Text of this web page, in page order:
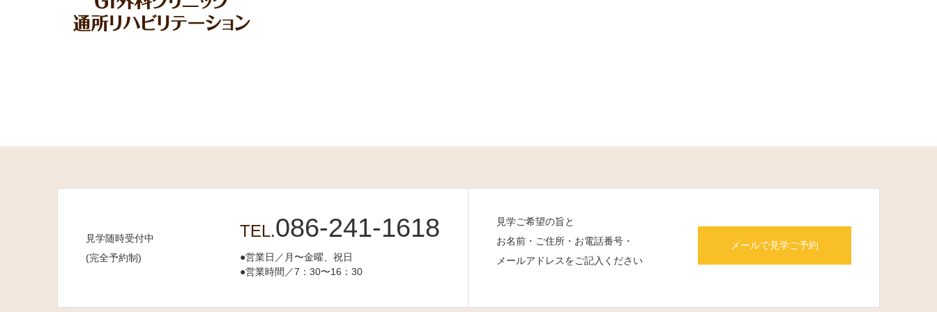
見学随時受付中
(完全予約制)
TEL.086-241-1618
●営業日／月〜金曜、祝日
●営業時間／7：30〜16：30
見学ご希望の旨と
お名前・ご住所・お電話番号・
メールアドレスをご記入ください
メールで見学ご予約